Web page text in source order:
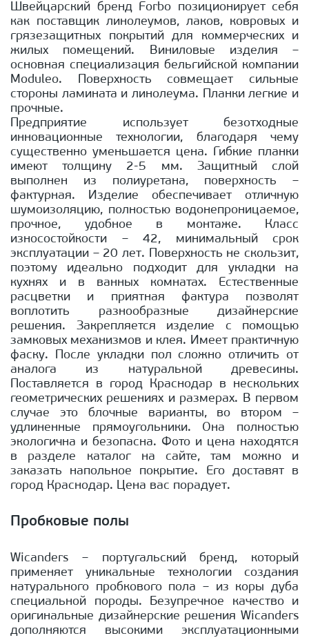
Швейцарский бренд Forbo позиционирует себя
как поставщик линолеумов, лаков, ковровых и
грязезащитных покрытий для коммерческих и
жилых помещений. Виниловые изделия –
основная специализация бельгийской компании
Moduleo. Поверхность совмещает сильные
стороны ламината и линолеума. Планки легкие и
прочные.
Предприятие использует безотходные
инновационные технологии, благодаря чему
существенно уменьшается цена. Гибкие планки
имеют толщину 2-5 мм. Защитный слой
выполнен из полиуретана, поверхность –
фактурная. Изделие обеспечивает отличную
шумоизоляцию, полностью водонепроницаемое,
прочное, удобное в монтаже. Класс
износостойкости – 42, минимальный срок
эксплуатации – 20 лет. Поверхность не скользит,
поэтому идеально подходит для укладки на
кухнях и в ванных комнатах. Естественные
расцветки и приятная фактура позволят
воплотить разнообразные дизайнерские
решения. Закрепляется изделие с помощью
замковых механизмов и клея. Имеет практичную
фаску. После укладки пол сложно отличить от
аналога из натуральной древесины.
Поставляется в город Краснодар в нескольких
геометрических решениях и размерах. В первом
случае это блочные варианты, во втором –
удлиненные прямоугольники. Она полностью
экологична и безопасна. Фото и цена находятся
в разделе каталог на сайте, там можно и
заказать напольное покрытие. Его доставят в
город Краснодар. Цена вас порадует.
Пробковые полы
Wicanders – португальский бренд, который
применяет уникальные технологии создания
натурального пробкового пола – из коры дуба
специальной породы. Безупречное качество и
оригинальные дизайнерские решения Wicanders
дополняются высокими эксплуатационными